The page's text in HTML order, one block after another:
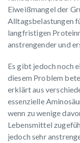
Eiweißmangel der
Alltagsbelastungen
langfristigen
anstrengender und
Es gibt jedoch noch
diesem Problem
erklärt aus
essenzielle
wenn zu wenige
Lebensmittel
jedoch sehr